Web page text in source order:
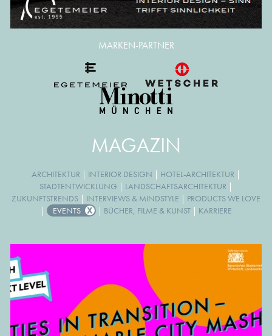
MAGAZIN
ARCHITEKTUR | INTERIOR DESIGN | HOTEL-ARCHITEKTUR |
STADTENTWICKLUNG | LANDSCHAFTSARCHITEKTUR |
ZUKUNFTSTRENDS | INTERVIEWS & MINDSTYLE | PRODUCTS WE LOVE
|
EVENTS | BÜCHER, FILME & KUNST| KARRIERE